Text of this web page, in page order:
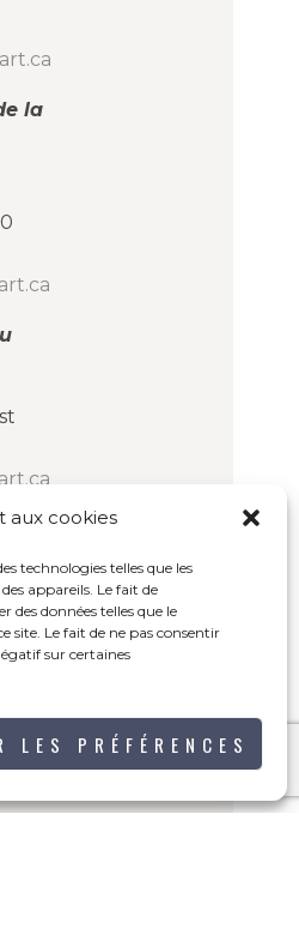
aux cookies
technologies telles que les
appareils. Le fait de
des données telles que le
site. Le fait de ne pas consentir
sur certaines
LES PRÉFÉRENCES
la